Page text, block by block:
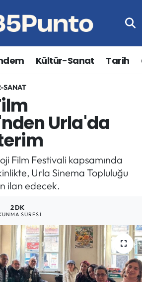
Kültür-Sanat Tarih
SANAT
Urla'da
Film Festivali kapsamında
Urla Sinema Topluluğu
ilan edecek.
2 DK
SÜRESI